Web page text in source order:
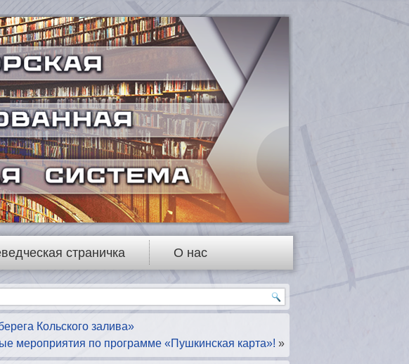
страничка О нас
Кольского залива»
мероприятия по программе «Пушкинская карта»! »